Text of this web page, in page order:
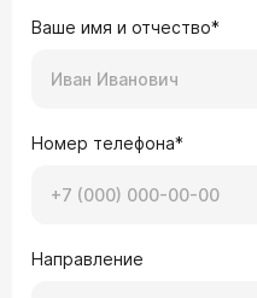
Ваше имя и отчество*
Номер телефона*
Направление